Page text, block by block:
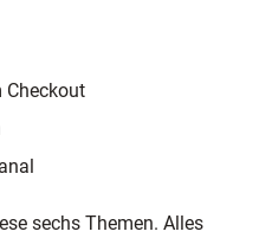
Checkout
sechs Themen. Alles